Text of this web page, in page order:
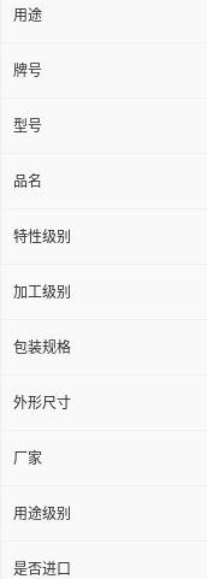
用途
牌号
型号
品名
特性级别
加工级别
包装规格
外形尺寸
厂家
用途级别
是否进口